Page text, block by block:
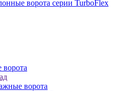
ворота серии TurboFlex
ворота